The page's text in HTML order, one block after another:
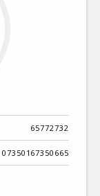
65772732
07350167350665